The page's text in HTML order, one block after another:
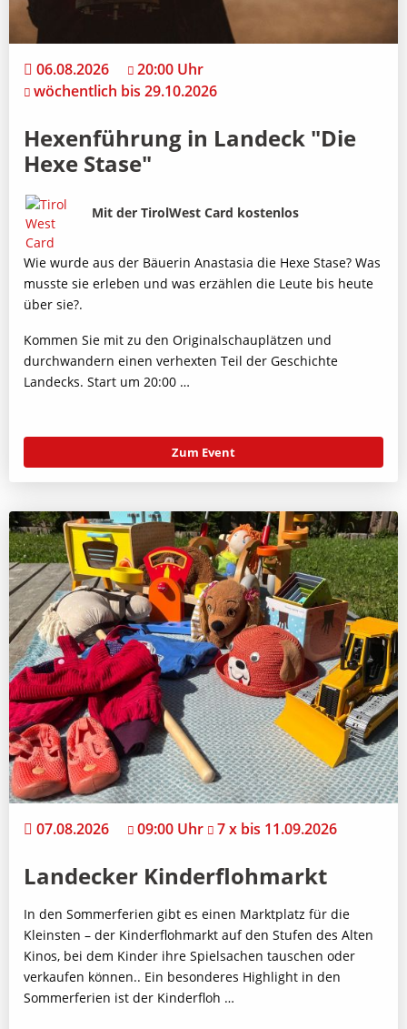
06.08.2026
20:00 Uhr
wöchentlich bis 29.10.2026
Hexenführung in Landeck "Die
Hexe Stase"
Bild
Beschreibung
Mit der TirolWest Card kostenlos
Wie wurde aus der Bäuerin Anastasia die Hexe Stase? Was
musste sie erleben und was erzählen die Leute bis heute
über sie?.
Kommen Sie mit zu den Originalschauplätzen und
durchwandern einen verhexten Teil der Geschichte
Landecks. Start um 20:00 …
Zum Event
07.08.2026 09:00 Uhr 7 x bis 11.09.2026
Landecker Kinderflohmarkt
In den Sommerferien gibt es einen Marktplatz für die
Kleinsten – der Kinderflohmarkt auf den Stufen des Alten
Kinos, bei dem Kinder ihre Spielsachen tauschen oder
verkaufen können.. Ein besonderes Highlight in den
Sommerferien ist der Kinderfloh …